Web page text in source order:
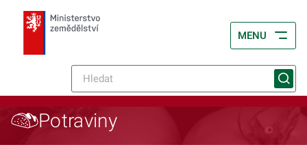
MENU
Potraviny